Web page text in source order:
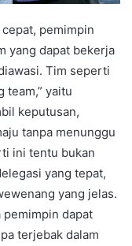
pemimpin
yang dapat bekerja
Tim seperti
team,” yaitu
keputusan,
tanpa menunggu
ini tentu bukan
yang tepat,
yang jelas.
pemimpin dapat
terjebak dalam